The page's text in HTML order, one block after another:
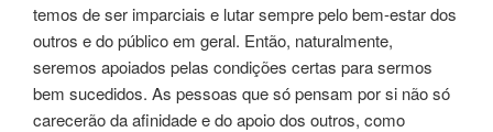
temos de ser imparciais e lutar sempre pelo bem-estar dos
outros e do público em geral. Então, naturalmente,
seremos apoiados pelas condições certas para sermos
bem sucedidos. As pessoas que só pensam por si não só
carecerão da afinidade e do apoio dos outros, como